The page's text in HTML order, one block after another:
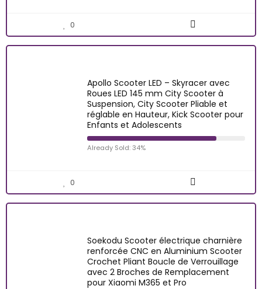
0
Apollo Scooter LED – Skyracer avec
Roues LED 145 mm City Scooter à
Suspension, City Scooter Pliable et
réglable en Hauteur, Kick Scooter pour
Enfants et Adolescents
Already Sold: 34%
0
Soekodu Scooter électrique charnière
renforcée CNC en Aluminium Scooter
Crochet Pliant Boucle de Verrouillage
avec 2 Broches de Remplacement
pour Xiaomi M365 et Pro